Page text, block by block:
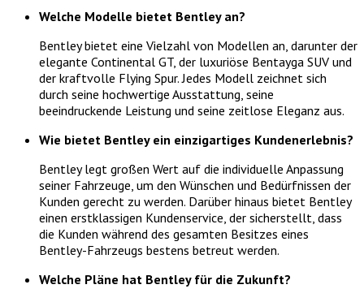
Welche Modelle bietet Bentley an?
Bentley bietet eine Vielzahl von Modellen an, darunter der
elegante Continental GT, der luxuriöse Bentayga SUV und
der kraftvolle Flying Spur. Jedes Modell zeichnet sich
durch seine hochwertige Ausstattung, seine
beeindruckende Leistung und seine zeitlose Eleganz aus.
Wie bietet Bentley ein einzigartiges Kundenerlebnis?
Bentley legt großen Wert auf die individuelle Anpassung
seiner Fahrzeuge, um den Wünschen und Bedürfnissen der
Kunden gerecht zu werden. Darüber hinaus bietet Bentley
einen erstklassigen Kundenservice, der sicherstellt, dass
die Kunden während des gesamten Besitzes eines
Bentley-Fahrzeugs bestens betreut werden.
Welche Pläne hat Bentley für die Zukunft?